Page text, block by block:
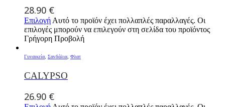
28.90 €
Επιλογή Αυτό το προϊόν έχει πολλαπλές παραλλαγές. Οι
επιλογές μπορούν να επιλεγούν στη σελίδα του προϊόντος
Γρήγορη Προβολή
Γυναικεία Σανδάλια Φλατ
CALYPSO
26.90 €